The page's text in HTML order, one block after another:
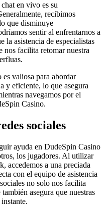
en vivo es su
recibimos
que disminuye
sentir al enfrentarnos a
la asistencia de especialistas
nos facilita retomar nuestra
valiosa para abordar
y eficiente, lo que asegura
navegamos por el
Casino.
sociales
ayuda en DudeSpin Casino
los jugadores. Al utilizar
accedemos a una preciada
con el equipo de asistencia
no solo nos facilita
asegura que nuestras